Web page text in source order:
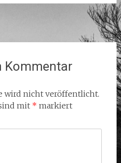
Kommentar
wird nicht veröffentlicht.
mit * markiert